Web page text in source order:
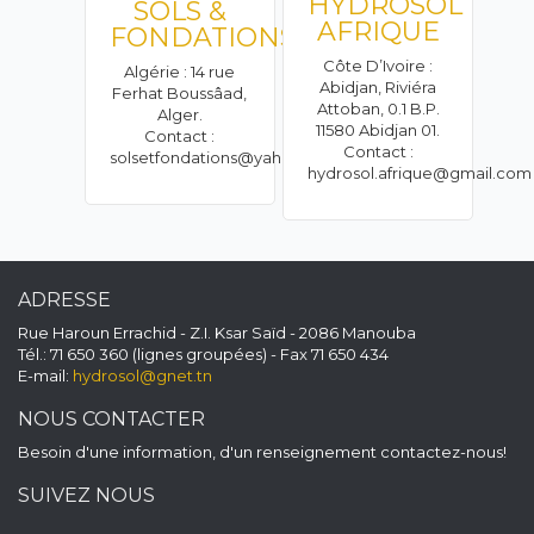
SOLS &
FONDATIONS
Algérie : 14 rue
Ferhat Boussâad,
Alger.
Contact :
solsetfondations@yahoo.fr
AFRIQUE
Côte D’Ivoire :
Abidjan, Riviéra
Attoban, 0.1 B.P.
11580 Abidjan 01.
Contact :
hydrosol.afrique@gmail.com
ADRESSE
Rue Haroun Errachid - Z.I. Ksar Saïd - 2086 Manouba
Tél.: 71 650 360 (lignes groupées) - Fax 71 650 434
E-mail: hydrosol@gnet.tn
NOUS CONTACTER
Besoin d'une information, d'un renseignement contactez-nous!
SUIVEZ NOUS